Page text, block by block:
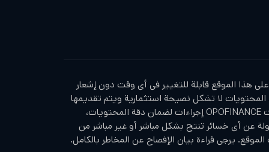
هذا الموقع قابلة للتغيير في أي وقت دون إشعار
لا تشكل نصيحة استثمارية ويتم تقديمها
كتعليق عام على السوق. لقد اتخذت OPOFINANCE إجراءات لضمان دقة المحتويات،
عن أي خسائر تنتج بشكل مباشر أو غير مباشر من
يرجى قراءة بيان الإفصاح عن المخاطر بالكامل.